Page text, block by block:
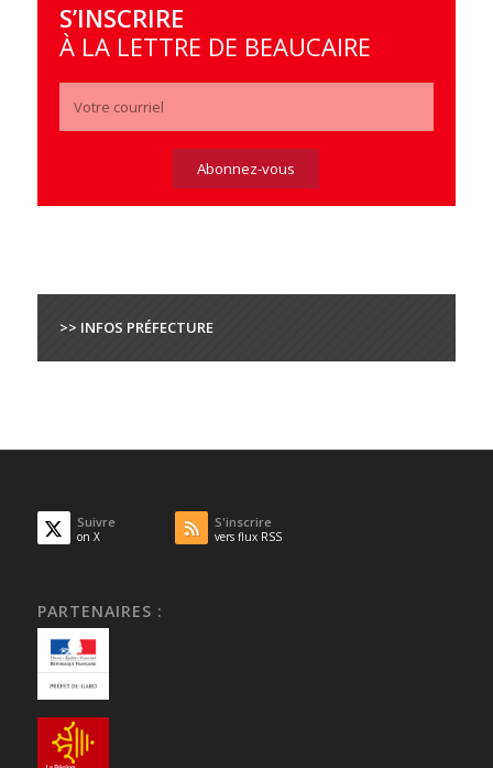
S’INSCRIRE
À LA LETTRE DE BEAUCAIRE
>> INFOS PRÉFECTURE
Suivre
on X
S'inscrire
vers flux RSS
PARTENAIRES :